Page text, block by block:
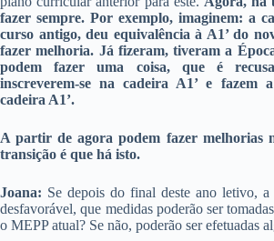
fazer sempre. Por exemplo, imaginem: a
curso antigo, deu equivalência à A1’ do
fazer melhoria. Já fizeram, tiveram a
podem fazer uma coisa, que é
inscreverem-se na cadeira A1’ e fazem
cadeira A1’.
A partir de agora podem fazer melhorias
transição é que há isto.
Joana: Se depois do final deste ano letivo,
desfavorável, que medidas poderão ser
o MEPP atual? Se não, poderão ser efetuadas